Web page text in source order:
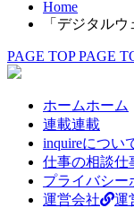
Home
「デジタル
PAGE TOP PAGE
ホームホーム
連載連載
inquireについ
仕事の相談仕
プライバシー
運営会社
運